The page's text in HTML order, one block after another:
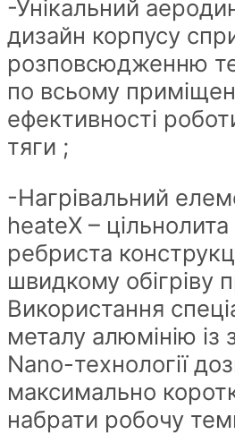
-Унікальний
дизайн корпусу
розповсюдженню
по всьому
ефективності
тяги ;
-Нагрівальний
heateX –
ребриста
швидкому обігріву
Використання
металу алюмінію із
Nano-технології
максимально
набрати робочу